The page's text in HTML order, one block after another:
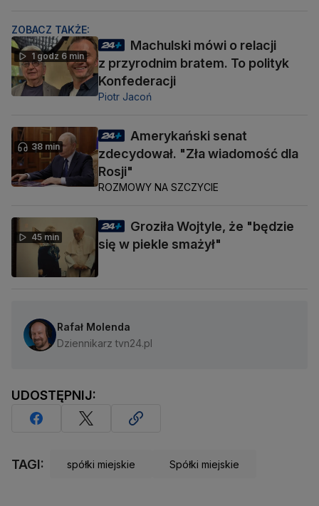
ZOBACZ TAKŻE:
1 godz 6 min
Machulski mówi o relacji
z przyrodnim bratem. To polityk
Konfederacji
Piotr Jacoń
38 min
Amerykański senat
zdecydował. "Zła wiadomość dla
Rosji"
ROZMOWY NA SZCZYCIE
45 min
Groziła Wojtyle, że "będzie
się w piekle smażył"
Rafał Molenda
Dziennikarz tvn24.pl
UDOSTĘPNIJ:
TAGI: spółki miejskie Spółki miejskie